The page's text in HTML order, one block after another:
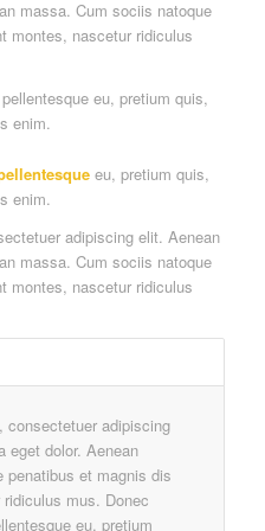
massa. Cum sociis natoque
montes, nascetur ridiculus
eu, pretium quis,
enim.
eu, pretium quis,
enim.
adipiscing elit. Aenean
massa. Cum sociis natoque
montes, nascetur ridiculus
consectetuer adipiscing
eget dolor. Aenean
penatibus et magnis dis
mus. Donec
eu, pretium